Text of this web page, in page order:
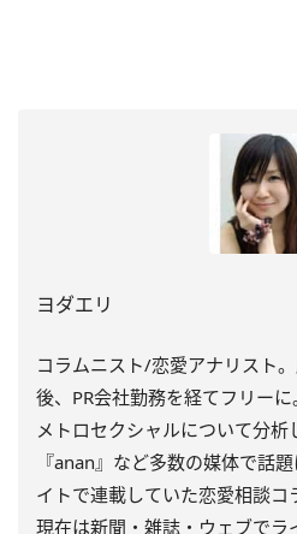
ヨダエリ
コラムニスト/恋愛アナリスト
後、PR会社勤務を経てフリーに
メトロセクシャルについて分析
『anan』など多数の媒体で話
イトで連載していた恋愛相談コ
現在は新聞・雑誌・ウェブでラ